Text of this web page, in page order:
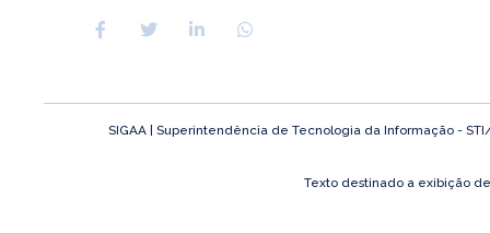
SIGAA | Superintendência de Tecnologia da Informação -
Texto destinado a exibição